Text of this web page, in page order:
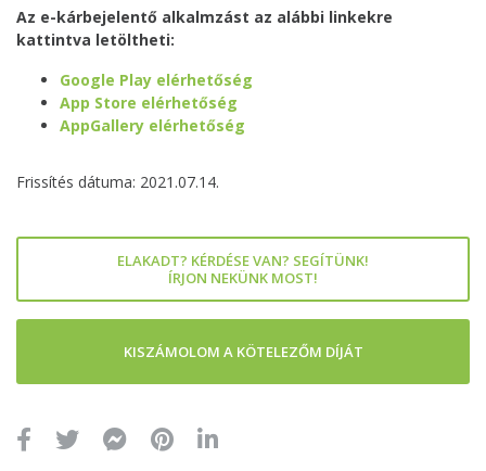
Az e-kárbejelentő alkalmzást az alábbi linkekre
kattintva letöltheti:
Google Play elérhetőség
App Store elérhetőség
AppGallery elérhetőség
Frissítés dátuma: 2021.07.14.
ELAKADT? KÉRDÉSE VAN? SEGÍTÜNK!
ÍRJON NEKÜNK MOST!
KISZÁMOLOM A KÖTELEZŐM DÍJÁT